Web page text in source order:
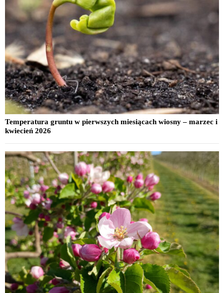
Temperatura gruntu w pierwszych miesiącach wiosny – marzec i
kwiecień 2026